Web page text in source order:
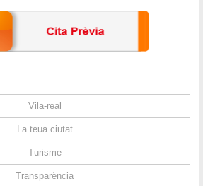
Vila-real
La teua ciutat
Turisme
Transparència